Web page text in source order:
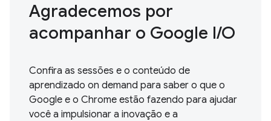
Agradecemos por
acompanhar o Google I / O
Confira as sessões e o conteúdo de
aprendizado on demand para saber o que o
Google e o Chrome estão fazendo para ajudar
você a impulsionar a inovação e a